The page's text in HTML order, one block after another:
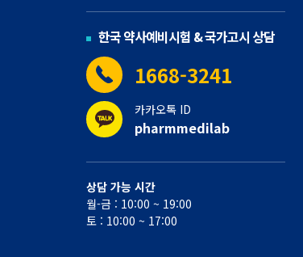
한국 약사예비시험 & 국가고시 상담
1668-3241
카카오톡 ID
pharmmedilab
상담 가능 시간
월-금 : 10:00 ~ 19:00
토 : 10:00 ~ 17:00